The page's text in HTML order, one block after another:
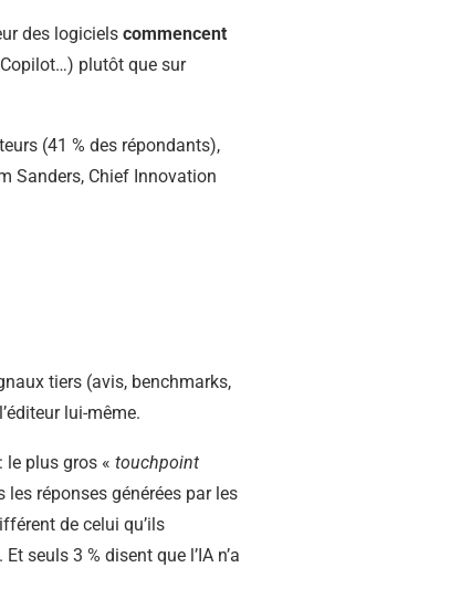
des logiciels commencent
Copilot…) plutôt que sur
(41 % des répondants),
Sanders, Chief Innovation
tiers (avis, benchmarks,
lui-même.
le plus gros « touchpoint
les réponses générées par les
de celui qu’ils
seuls 3 % disent que l’IA n’a